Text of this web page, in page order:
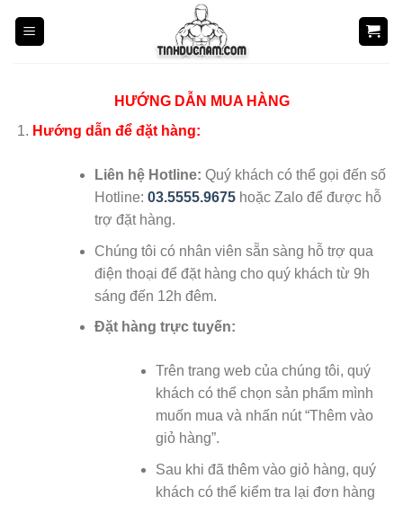
HƯỚNG DẪN MUA HÀNG
Hướng dẫn để đặt hàng:
Liên hệ Hotline: Quý khách có thể gọi đến số
Hotline: 03.5555.9675hoặc Zalo để được hỗ
trợ đặt hàng.
Chúng tôi có nhân viên sẵn sàng hỗ trợ qua
điện thoại để đặt hàng cho quý khách từ 9h
sáng đến 12h đêm.
Đặt hàng trực tuyến:
Trên trang web của chúng tôi, quý
khách có thể chọn sản phẩm mình
muốn mua và nhấn nút “Thêm vào
giỏ hàng”.
Sau khi đã thêm vào giỏ hàng, quý
khách có thể kiểm tra lại đơn hàng